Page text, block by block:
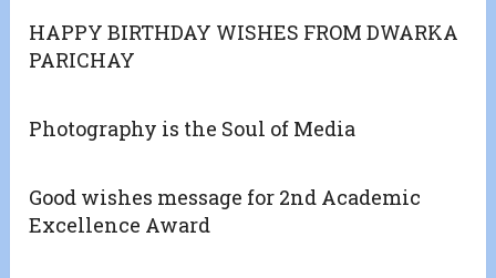
HAPPY BIRTHDAY WISHES FROM DWARKA
PARICHAY
Photography is the Soul of Media
Good wishes message for 2nd Academic
Excellence Award